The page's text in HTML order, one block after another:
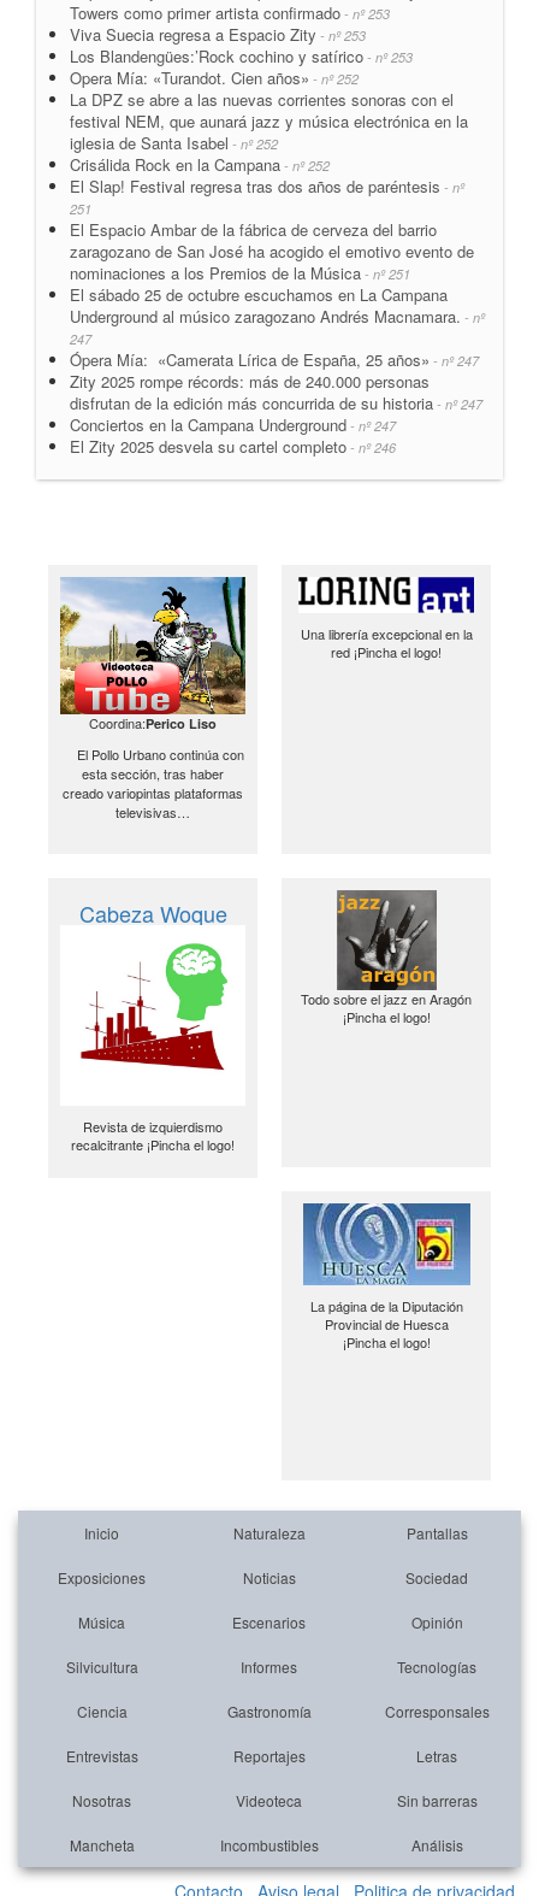
Towers como primer artista confirmado - nº 253
Viva Suecia regresa a Espacio Zity - nº 253
Los Blandengües:’Rock cochino y satírico - nº 253
Opera Mía: «Turandot. Cien años» - nº 252
La DPZ se abre a las nuevas corrientes sonoras con el
festival NEM, que aunará jazz y música electrónica en la
iglesia de Santa Isabel - nº 252
Crisálida Rock en la Campana - nº 252
El Slap! Festival regresa tras dos años de paréntesis - nº
251
El Espacio Ambar de la fábrica de cerveza del barrio
zaragozano de San José ha acogido el emotivo evento de
nominaciones a los Premios de la Música - nº 251
El sábado 25 de octubre escuchamos en La Campana
Underground al músico zaragozano Andrés Macnamara. - nº
247
Ópera Mía: «Camerata Lírica de España, 25 años» - nº 247
Zity 2025 rompe récords: más de 240.000 personas
disfrutan de la edición más concurrida de su historia - nº 247
Conciertos en la Campana Underground - nº 247
El Zity 2025 desvela su cartel completo - nº 246
Coordina:Perico Liso
El Pollo Urbano continúa con
esta sección, tras haber
creado variopintas plataformas
televisivas…
Una librería excepcional en la
red ¡Pincha el logo!
Cabeza Woque
Revista de izquierdismo
recalcitrante ¡Pincha el logo!
Todo sobre el jazz en Aragón
¡Pincha el logo!
La página de la Diputación
Provincial de Huesca
¡Pincha el logo!
Inicio Naturaleza Pantallas
Exposiciones Noticias Sociedad
Música Escenarios Opinión
Silvicultura Informes Tecnologías
Ciencia Gastronomía Corresponsales
Entrevistas Reportajes Letras
Nosotras Videoteca Sin barreras
Mancheta Incombustibles Análisis
Contacto Aviso legal Politica de privacidad